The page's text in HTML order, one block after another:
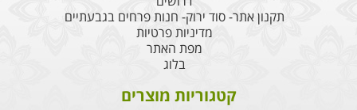
תקנון אתר- סוד ירוק- חנות פרחים בגבעתיים
מדיניות פרטיות
מפת האתר
בלוג
קטגוריות מוצרים